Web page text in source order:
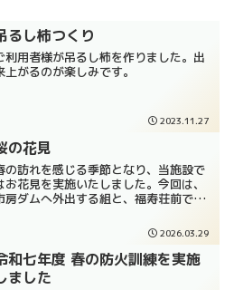
るし柿つくり
利用者様が吊るし柿を作りました。出
上がるのが楽しみです。
2023.11.27
の花見
の訪れを感じる季節となり、当施設で
お花見を実施いたしました。今回は、
房ダムへ外出する組と、福寿荘前で桜
た。市房ダムでは、雄大な景色とともに
満開の桜を眺め、自然の美しさに触れる
とときとなりました。福寿...
2026.03.29
和七年度 春の防火訓練を実施
ました